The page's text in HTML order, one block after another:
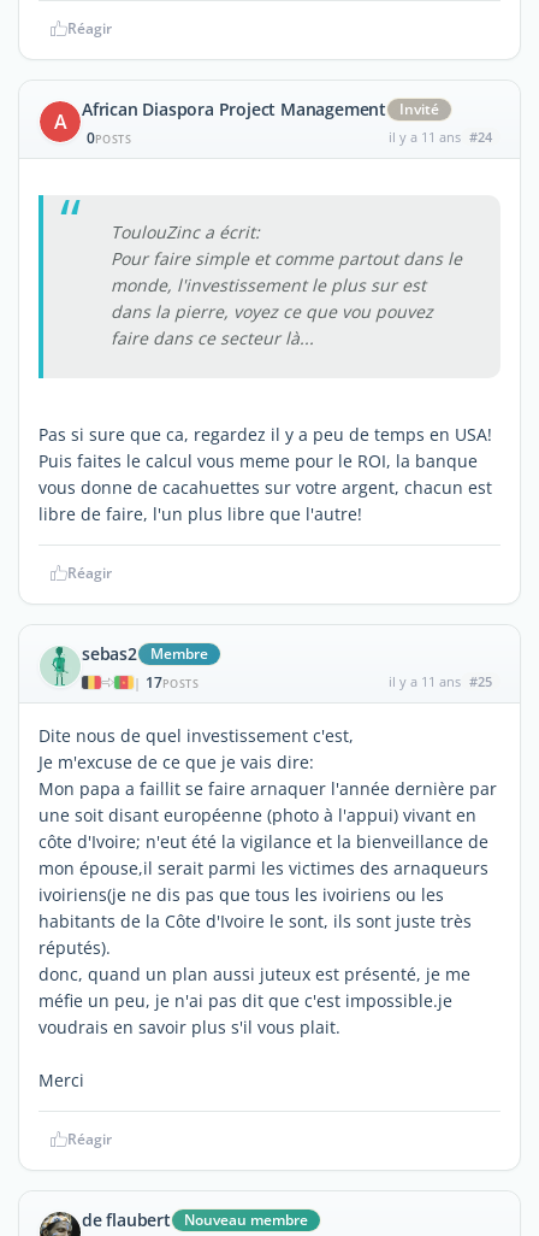
Réagir
A African Diaspora Project Management
Invité
0POSTS il y a 11 ans #24
ToulouZinc a écrit:
Pour faire simple et comme partout dans le
monde, l'investissement le plus sur est
dans la pierre, voyez ce que vou pouvez
faire dans ce secteur là...
Pas si sure que ca, regardez il y a peu de temps en USA!
Puis faites le calcul vous meme pour le ROI, la banque
vous donne de cacahuettes sur votre argent, chacun est
libre de faire, l'un plus libre que l'autre!
Réagir
sebas2 Membre
| 17POSTS il y a 11 ans #25
Dite nous de quel investissement c'est,
Je m'excuse de ce que je vais dire:
Mon papa a faillit se faire arnaquer l'année dernière par
une soit disant européenne (photo à l'appui) vivant en
côte d'Ivoire; n'eut été la vigilance et la bienveillance de
mon épouse,il serait parmi les victimes des arnaqueurs
ivoiriens(je ne dis pas que tous les ivoiriens ou les
habitants de la Côte d'Ivoire le sont, ils sont juste très
réputés).
donc, quand un plan aussi juteux est présenté, je me
méfie un peu, je n'ai pas dit que c'est impossible.je
voudrais en savoir plus s'il vous plait.
Merci
Réagir
de flaubert Nouveau membre